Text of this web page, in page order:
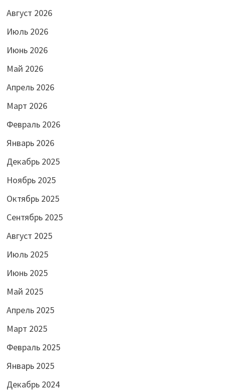
Август 2026
Июль 2026
Июнь 2026
Май 2026
Апрель 2026
Март 2026
Февраль 2026
Январь 2026
Декабрь 2025
Ноябрь 2025
Октябрь 2025
Сентябрь 2025
Август 2025
Июль 2025
Июнь 2025
Май 2025
Апрель 2025
Март 2025
Февраль 2025
Январь 2025
Декабрь 2024